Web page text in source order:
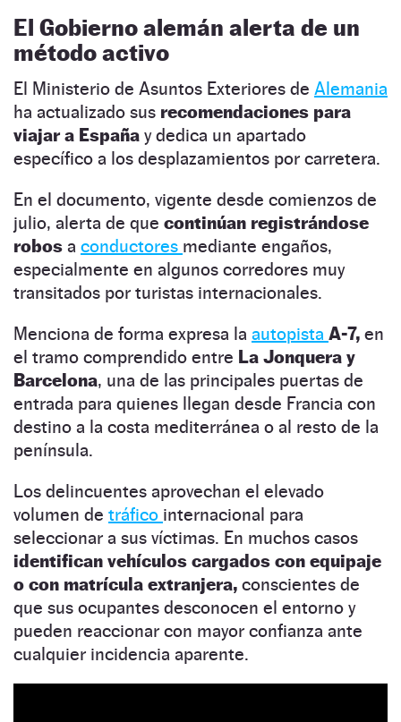
El Gobierno alemán alerta de un
método activo
El Ministerio de Asuntos Exteriores de Alemania
ha actualizado sus recomendaciones para
viajar a España y dedica un apartado
específico a los desplazamientos por carretera.
En el documento, vigente desde comienzos de
julio, alerta de que continúan registrándose
robos a conductores mediante engaños,
especialmente en algunos corredores muy
transitados por turistas internacionales.
Menciona de forma expresa la autopista A-7, en
el tramo comprendido entre La Jonquera y
Barcelona, una de las principales puertas de
entrada para quienes llegan desde Francia con
destino a la costa mediterránea o al resto de la
península.
Los delincuentes aprovechan el elevado
volumen de tráfico internacional para
seleccionar a sus víctimas. En muchos casos
identifican vehículos cargados con equipaje
o con matrícula extranjera, conscientes de
que sus ocupantes desconocen el entorno y
pueden reaccionar con mayor confianza ante
cualquier incidencia aparente.